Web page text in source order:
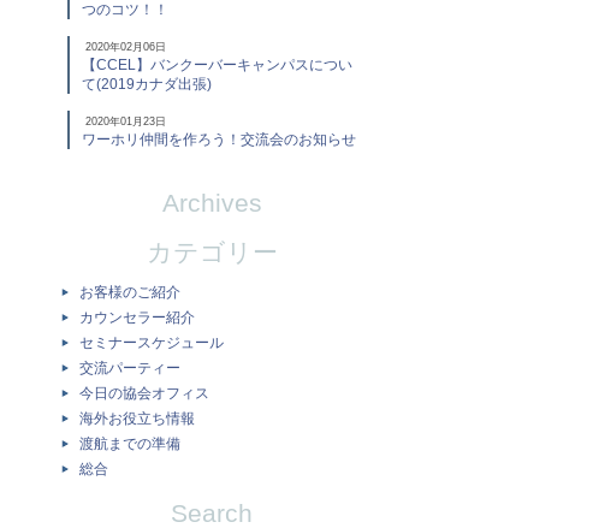
つのコツ！！
2020年02月06日
【CCEL】バンクーバーキャンパスについ
て(2019カナダ出張)
2020年01月23日
ワーホリ仲間を作ろう！交流会のお知らせ
Archives
カテゴリー
お客様のご紹介
カウンセラー紹介
セミナースケジュール
交流パーティー
今日の協会オフィス
海外お役立ち情報
渡航までの準備
総合
Search